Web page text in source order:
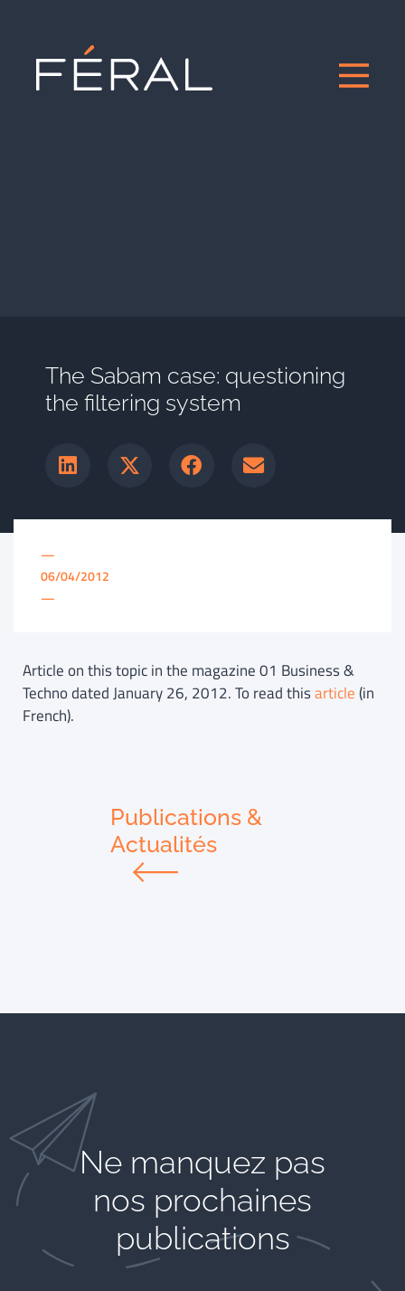
The Sabam case: questioning
the filtering system
—
06/04/2012
—
Article on this topic in the magazine 01 Business &
Techno dated January 26, 2012. To read thisarticle (in
French).
Publications &
Actualités
Ne manquez pas
nos prochaines
publications